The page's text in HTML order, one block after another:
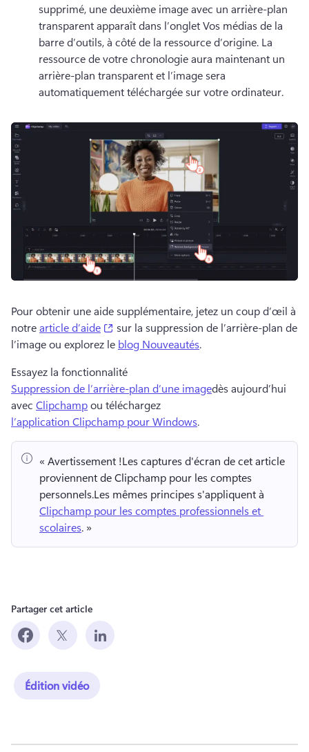
supprimé, une deuxième image avec un arrière-plan
transparent apparaît dans l’onglet Vos médias de la
barre d’outils, à côté de la ressource d’origine. La
ressource de votre chronologie aura maintenant un
arrière-plan transparent et l’image sera
automatiquement téléchargée sur votre ordinateur.
Pour obtenir une aide supplémentaire, jetez un coup d’œil à
notre article d’aide (opens in a new tab)
sur la suppression de l’arrière-plan de
l’image ou explorez le blog Nouveautés.
Essayez la fonctionnalité
Suppression de l’arrière-plan d’une imagedès aujourd’hui
avec Clipchamp ou téléchargez
l’application Clipchamp pour Windows.
« Avertissement !Les captures d'écran de cet article
proviennent de Clipchamp pour les comptes
personnels.
Clipchamp pour les comptes professionnels et
scolaires. »
Partager cet article
Édition vidéo